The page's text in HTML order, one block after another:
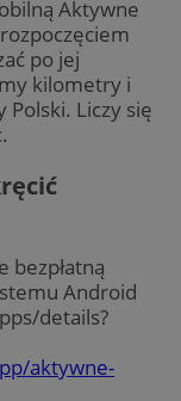
Aktywne
po jej
kilometry i
Polski. Liczy się
bezpłatną
Android
details?
aktywne-